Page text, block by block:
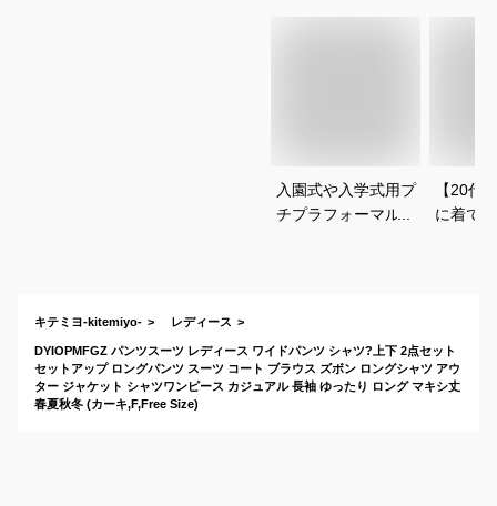
入園式や入学式用プ
チプラフォーマル｜
【20代
に着て
キテミヨ-kitemiyo- レディース
DYIOPMFGZ パンツスーツ レディース ワイドパンツ シャツ?上下 2点セット
セットアップ ロングパンツ スーツ コート ブラウス ズボン ロングシャツ アウ
ター ジャケット シャツワンピース カジュアル 長袖 ゆったり ロング マキシ丈
春夏秋冬 (カーキ,F,Free Size)